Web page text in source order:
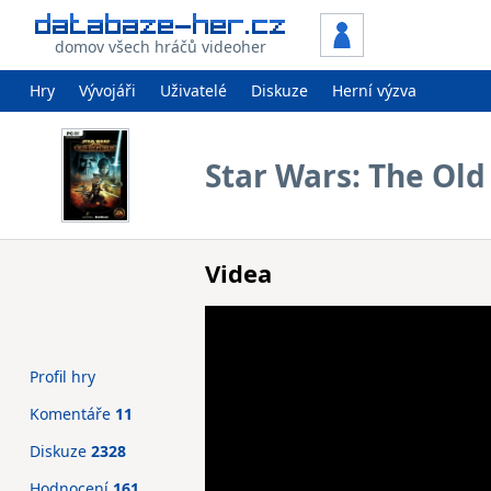
domov všech hráčů videoher
Hry Vývojáři Uživatelé Diskuze Herní výzva
Star Wars: The
Videa
Profil hry
Komentáře 11
Diskuze 2328